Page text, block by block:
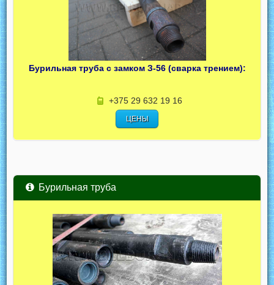
Бурильная труба с замком З-56 (сварка трением):
+375 29 632 19 16
ЦЕНЫ
Бурильная труба